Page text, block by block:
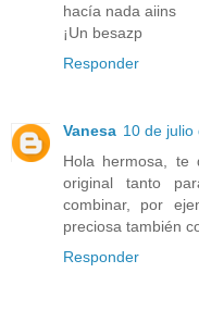
hacía nada aiins
¡Un besazp
Responder
Vanesa 10 de julio
Hola hermosa, te
original tanto
combinar, por
preciosa también
Responder